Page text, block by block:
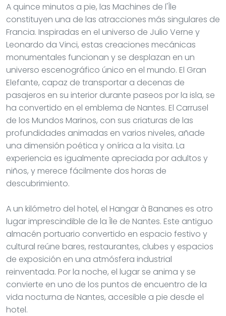
A quince minutos a pie, las Machines de l'Île
constituyen una de las atracciones más singulares de
Francia. Inspiradas en el universo de Julio Verne y
Leonardo da Vinci, estas creaciones mecánicas
monumentales funcionan y se desplazan en un
universo escenográfico único en el mundo. El Gran
Elefante, capaz de transportar a decenas de
pasajeros en su interior durante paseos por la isla, se
ha convertido en el emblema de Nantes. El Carrusel
de los Mundos Marinos, con sus criaturas de las
profundidades animadas en varios niveles, añade
una dimensión poética y onírica a la visita. La
experiencia es igualmente apreciada por adultos y
niños, y merece fácilmente dos horas de
descubrimiento.
A un kilómetro del hotel, el Hangar à Bananes es otro
lugar imprescindible de la Île de Nantes. Este antiguo
almacén portuario convertido en espacio festivo y
cultural reúne bares, restaurantes, clubes y espacios
de exposición en una atmósfera industrial
reinventada. Por la noche, el lugar se anima y se
convierte en uno de los puntos de encuentro de la
vida nocturna de Nantes, accesible a pie desde el
hotel.